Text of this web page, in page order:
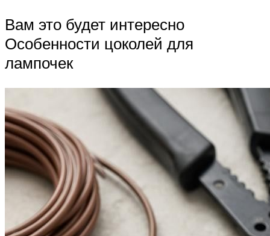
Вам это будет интересно
Особенности цоколей для
лампочек